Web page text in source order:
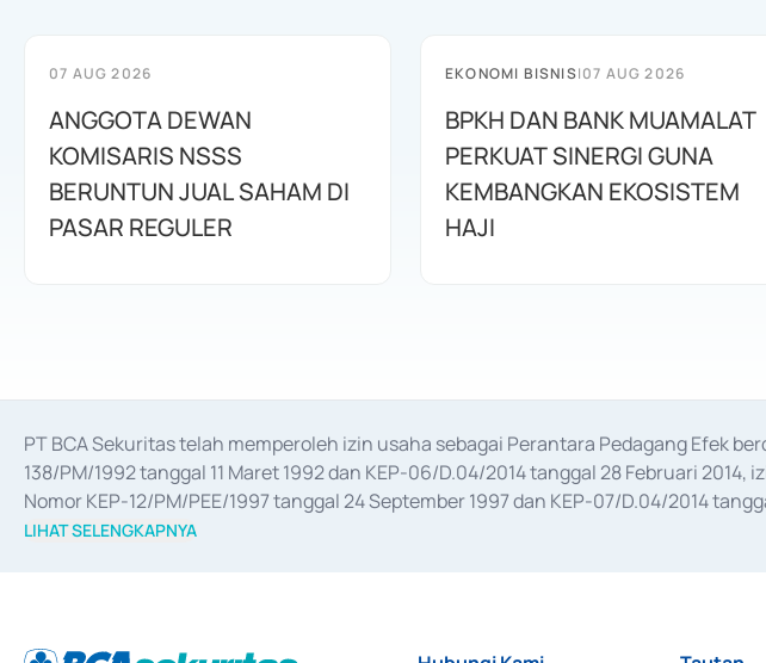
07 AUG 2026
ANGGOTA DEWAN
KOMISARIS NSSS
BERUNTUN JUAL SAHAM DI
PASAR REGULER
EKONOMI BISNIS|07 AUG 2026
BPKH DAN BANK MUAMALAT
PERKUAT SINERGI GUNA
KEMBANGKAN EKOSISTEM
HAJI
PT BCA Sekuritas telah memperoleh izin usaha sebagai Perantara Pedagang Efek
138/PM/1992 tanggal 11 Maret 1992 dan KEP-06/D.04/2014 tanggal 28 Februari
Nomor KEP-12/PM/PEE/1997 tanggal 24 September 1997 dan KEP-07/D.04/2014
merger, akuisisi, divestasi, dan
LIHAT SELENGKAPNYA